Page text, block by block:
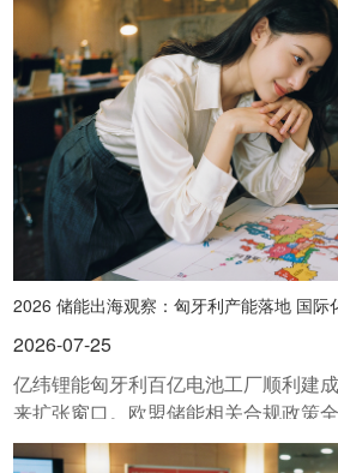
2026 储能出海观察：匈牙利产能落地 国际
2026-07-25
亿纬锂能匈牙利百亿电池工厂顺利建
来扩张窗口。欧盟储能相关合规政策